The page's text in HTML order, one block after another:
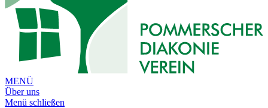
MENÜ
Über uns
Menü schließen